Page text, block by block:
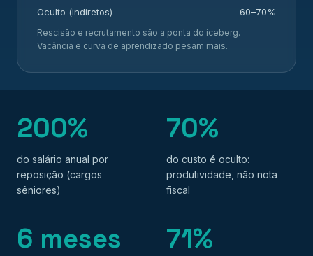
Oculto (indiretos) 60–70%
Rescisão e recrutamento são a ponta do iceberg.
Vacância e curva de aprendizado pesam mais.
200%
do salário anual por
reposição (cargos
sêniores)
70%
do custo é oculto:
produtividade, não nota
fiscal
6 meses 71%